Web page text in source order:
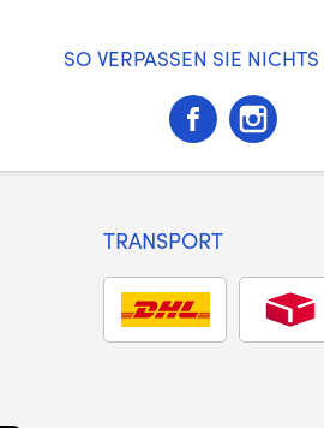
SO VERPASSEN SIE
TRANSPORT